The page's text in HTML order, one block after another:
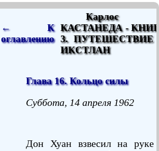
← К
оглавлению
Карлос
КАСТАНЕДА -
3. ПУТЕШЕСТВИЕ
ИКСТЛАН
Глава 16. Кольцо силы
Суббота, 14 апреля 1962
Дон Хуан взвесил на руке